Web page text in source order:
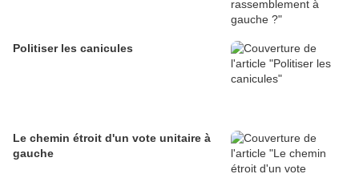
Politiser les canicules
Le chemin étroit d'un vote unitaire à
gauche